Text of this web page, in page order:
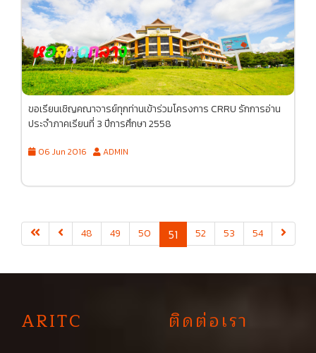
ขอเรียนเชิญคณาจารย์ทุกท่านเข้าร่วมโครงการ CRRU รักการอ่าน
ประจำภาคเรียนที่ 3 ปีการศึกษา 2558
06 Jun 2016 ADMIN
48 49 50 51(current)
52 53 54
ARITC ติดต่อเรา